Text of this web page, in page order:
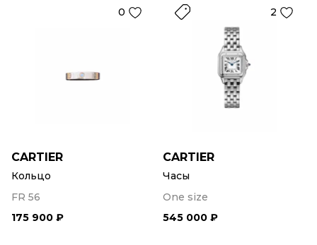
0
CARTIER
Кольцо
FR 56
175 900 ₽
2
CARTIER
Часы
One size
545 000 ₽